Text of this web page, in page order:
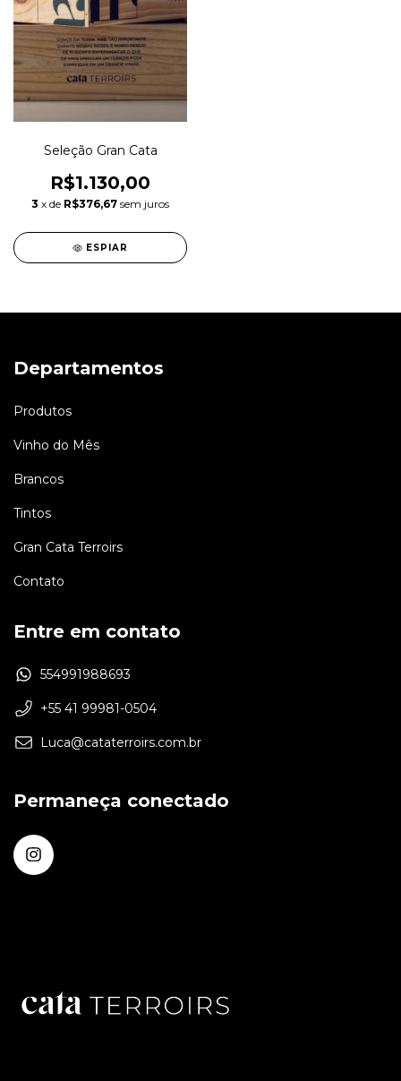
Seleção Gran Cata
R$1.130,00
3 x de R$376,67 sem juros
ESPIAR
Departamentos
Produtos
Vinho do Mês
Brancos
Tintos
Gran Cata Terroirs
Contato
Entre em contato
554991988693
+55 41 99981-0504
Luca@cataterroirs.com.br
Permaneça conectado